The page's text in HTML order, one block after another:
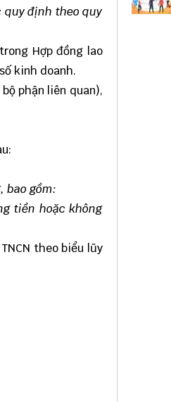
quy định theo quy
Hợp đồng lao
kinh doanh.
phận liên quan),
bao gồm:
tiền hoặc không
theo biểu lũy